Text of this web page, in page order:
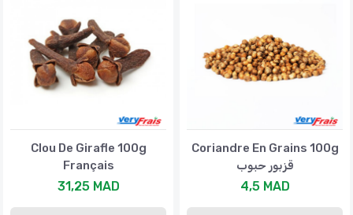
Clou De Girafle 100g
Français
31,25 MAD
Coriandre En Grains 100g
قزبور حبوب
4,5 MAD